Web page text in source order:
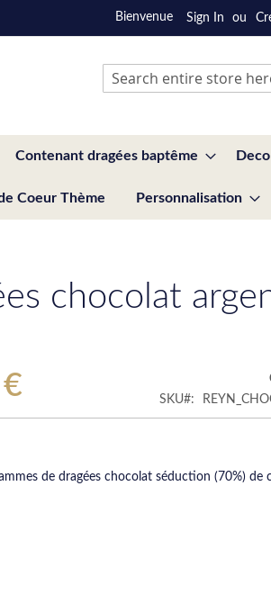
Bienvenue Sign In
Search
Contenant dragées baptême
Coeur Thème Personnalisation
chocolat
SKU
de dragées chocolat séduction (70%) de